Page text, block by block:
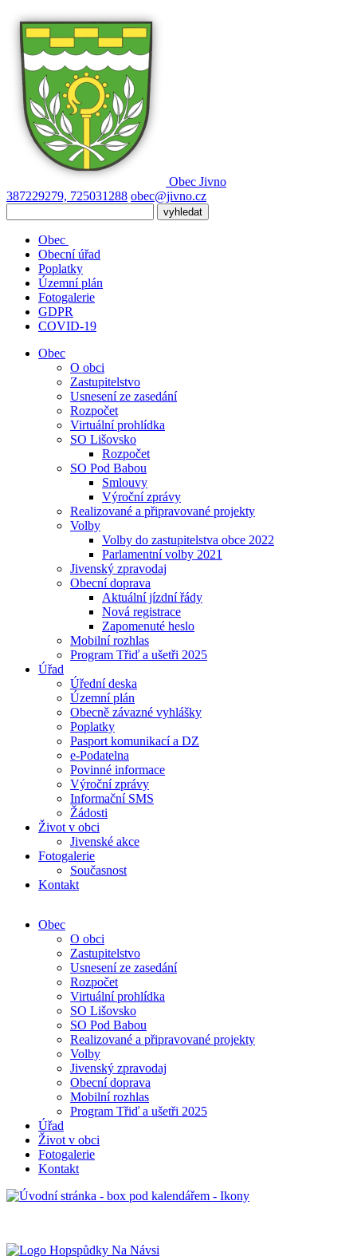
Obec Jivno
387229279, 725031288 obec@jivno.cz
Obec
Obecní úřad
Poplatky
Územní plán
Fotogalerie
GDPR
COVID-19
Obec
O obci
Zastupitelstvo
Usnesení ze zasedání
Rozpočet
Virtuální prohlídka
SO Lišovsko
Rozpočet
SO Pod Babou
Smlouvy
Výroční zprávy
Realizované a připravované projekty
Volby
Volby do zastupitelstva obce 2022
Parlamentní volby 2021
Jivenský zpravodaj
Obecní doprava
Aktuální jízdní řády
Nová registrace
Zapomenuté heslo
Mobilní rozhlas
Program Třiď a ušetři 2025
Úřad
Úřední deska
Územní plán
Obecně závazné vyhlášky
Poplatky
Pasport komunikací a DZ
e-Podatelna
Povinné informace
Výroční zprávy
Informační SMS
Žádosti
Život v obci
Jivenské akce
Fotogalerie
Současnost
Kontakt
Obec
O obci
Zastupitelstvo
Usnesení ze zasedání
Rozpočet
Virtuální prohlídka
SO Lišovsko
SO Pod Babou
Realizované a připravované projekty
Volby
Jivenský zpravodaj
Obecní doprava
Mobilní rozhlas
Program Třiď a ušetři 2025
Úřad
Život v obci
Fotogalerie
Kontakt